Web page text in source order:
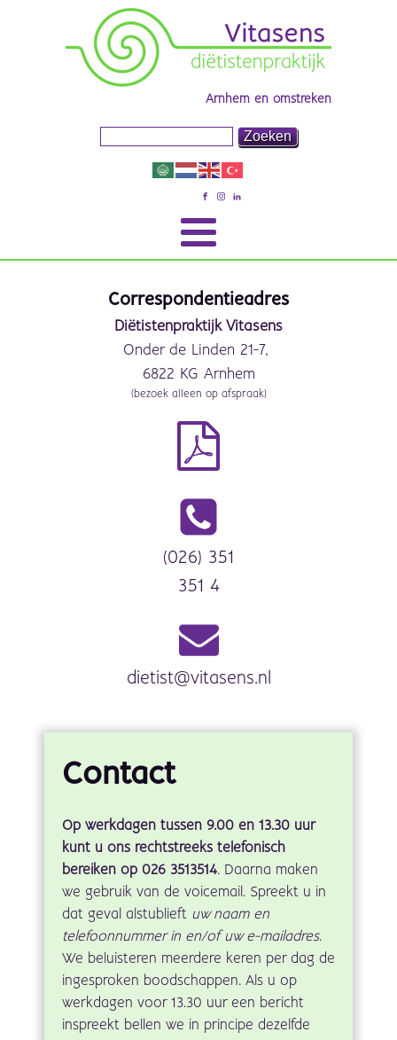
Arnhem en omstreken
Correspondentieadres
Diëtistenpraktijk Vitasens
Onder de Linden 21-7,
6822 KG Arnhem
(bezoek alleen op afspraak)
(026) 351
351 4
dietist@vitasens.nl
Contact
Op werkdagen tussen 9.00 en 13.30 uur
kunt u ons rechtstreeks telefonisch
bereiken op 026 3513514. Daarna maken
we gebruik van de voicemail. Spreekt u in
dat geval alstublieft uw naam en
telefoonnummer in en/of uw e-mailadres.
We beluisteren meerdere keren per dag de
ingesproken boodschappen. Als u op
werkdagen voor 13.30 uur een bericht
inspreekt bellen we in principe dezelfde